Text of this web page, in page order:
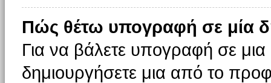
Πώς θέτω υπογραφή σε μία
Για να βάλετε υπογραφή σε
δημιουργήσετε μια από το